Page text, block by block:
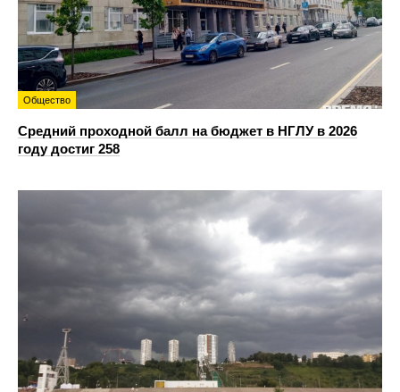
Общество
Средний проходной балл на бюджет в НГЛУ в 2026
году достиг 258